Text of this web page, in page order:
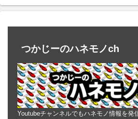
つかじーのハネモノch
Youtubeチャンネルでもハネモノ情報を発